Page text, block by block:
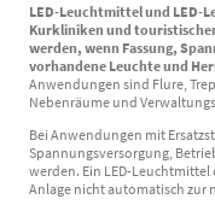
LED-Leuchtmittel und LED-
Kurkliniken und
werden, wenn Fassung,
vorhandene Leuchte und
Anwendungen sind Flure,
Nebenräume und
Bei Anwendungen mit
Spannungsversorgung,
werden. Ein LED-
Anlage nicht automatisch zur